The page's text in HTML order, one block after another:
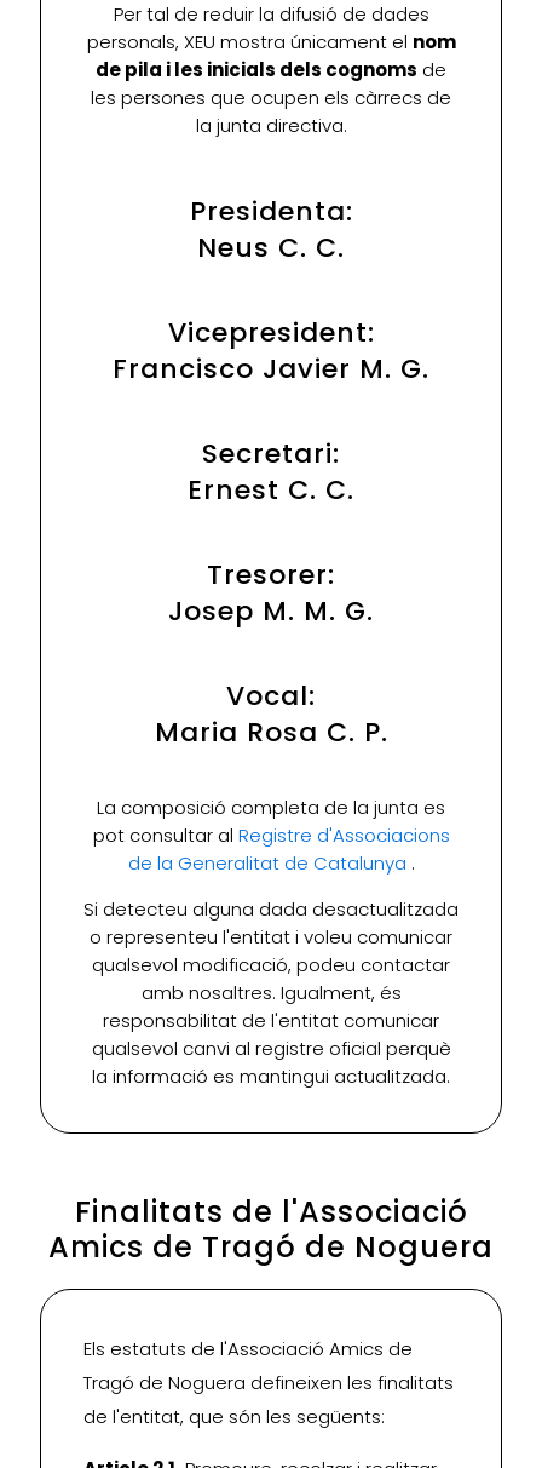
Per tal de reduir la difusió de dades
personals, XEU mostra únicament el nom
de pila i les inicials dels cognoms de
les persones que ocupen els càrrecs de
la junta directiva.
Presidenta:
Neus C. C.
Vicepresident:
Francisco Javier M. G.
Secretari:
Ernest C. C.
Tresorer:
Josep M. M. G.
Vocal:
Maria Rosa C. P.
La composició completa de la junta es
pot consultar al Registre d'Associacions
de la Generalitat de Catalunya .
Si detecteu alguna dada desactualitzada
o representeu l'entitat i voleu comunicar
qualsevol modificació, podeu contactar
amb nosaltres. Igualment, és
responsabilitat de l'entitat comunicar
qualsevol canvi al registre oficial perquè
la informació es mantingui actualitzada.
Finalitats de l'Associació
Amics de Tragó de Noguera
Els estatuts de l'Associació Amics de
Tragó de Noguera defineixen les finalitats
de l'entitat, que són les següents: